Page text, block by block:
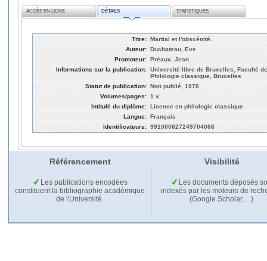
ACCÈS EN LIGNE DÉTAILS STATISTIQUES
Titre: Martial et l'obscénité.
Auteur: Duchateau, Eve
Promoteur: Préaux, Jean
Informations sur la publication: Université libre de Bruxelles, Faculté
Philologie classique, Bruxelles
Statut de publication: Non publié, 1970
Volumes/pages: 1 v.
Intitulé du diplôme: Licence en philologie classique
Langue: Français
Identificateurs: 991000627249704066
Référencement Visibilité
Les publications encodées
constituent la bibliographie académique
de l'Université.
Les documents déposés
indexés par les moteurs de
(Google Scholar,…).